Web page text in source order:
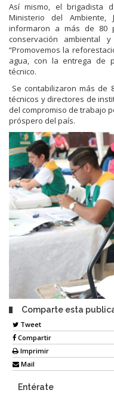
Así mismo, el brigadista
Ministerio del Ambiente,
informaron a más de 80
conservación ambiental
“Promovemos la
agua, con la entrega de
técnico.
Se contabilizaron más de
técnicos y directores de
del compromiso de trabajo
próspero del país.
Comparte esta
Tweet
Compartir
Imprimir
Mail
Entérate